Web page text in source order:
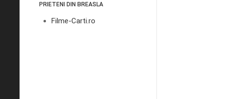
PRIETENI DIN BREASLA
Filme-Carti.ro